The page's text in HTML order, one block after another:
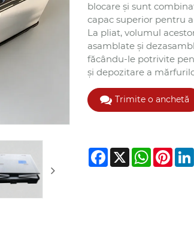
blocare și sunt
capac superior pentru
La pliat, volumul
asamblate și
făcându-le potrivite
și depozitare a
Trimite o anchetă
Facebook
X